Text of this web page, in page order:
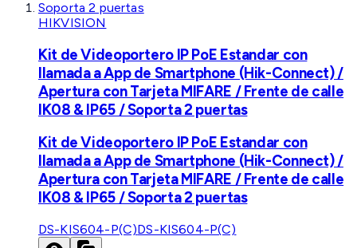
HIKVISION
Kit de Videoportero IP PoE Estandar con
llamada a App de Smartphone (Hik-Connect) /
Apertura con Tarjeta MIFARE / Frente de calle
IK08 & IP65 / Soporta 2 puertas
Kit de Videoportero IP PoE Estandar con
llamada a App de Smartphone (Hik-Connect) /
Apertura con Tarjeta MIFARE / Frente de calle
IK08 & IP65 / Soporta 2 puertas
DS-KIS604-P(C)DS-KIS604-P(C)